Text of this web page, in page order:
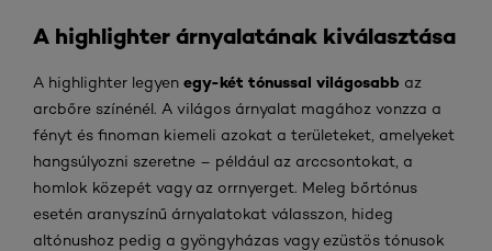
A highlighter árnyalatának kiválasztása
A highlighter legyen egy-két tónussal világosabb az
arcbőre színénél. A világos árnyalat magához vonzza a
fényt és finoman kiemeli azokat a területeket, amelyeket
hangsúlyozni szeretne – például az arccsontokat, a
homlok közepét vagy az orrnyerget. Meleg bőrtónus
esetén aranyszínű árnyalatokat válasszon, hideg
altónushoz pedig a gyöngyházas vagy ezüstös tónusok